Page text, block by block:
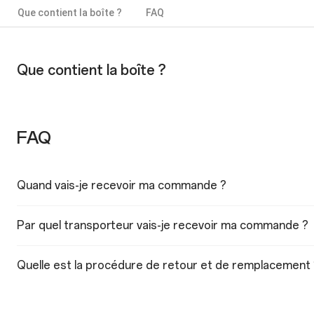
Que contient la boîte ? FAQ
Que contient la boîte ?
FAQ
Quand vais-je recevoir ma commande ?
Par quel transporteur vais-je recevoir ma commande ?
Quelle est la procédure de retour et de remplacement